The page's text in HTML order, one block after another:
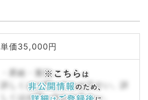
単価35,000円
・昇給・賞与
詳しくはお問い合わせ下さい。詳
しくはお問い合わせ下さい。